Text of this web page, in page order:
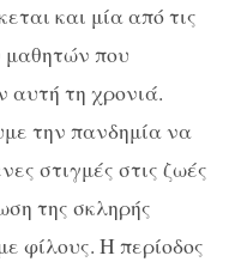
και μία από τις
μαθητών που
αυτή τη χρονιά.
την πανδημία να
στιγμές στις ζωές
της σκληρής
φίλους. Η περίοδος